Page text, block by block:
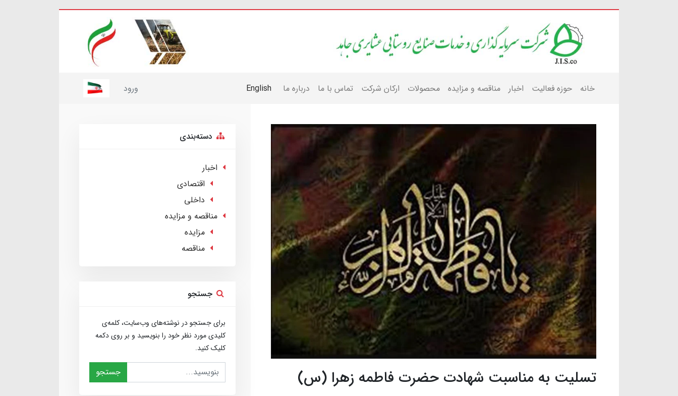
خانه حوزه فعالیت اخبار مناقصه و مزایده محصولات ارکان شرکت تماس با ما درباره ما English ورود
تسلیت به مناسبت شهادت حضرت فاطمه زهرا (س)
دسته‌بندی
اخبار
اقتصادی
داخلی
مناقصه و مزایده
مزایده
مناقصه
جستجو
برای جستجو در نوشته‌های وب‌سایت، کلمه‌ی
کلیدی مورد نظر خود را بنویسید و بر روی دکمه
کلیک کنید.
جستجو